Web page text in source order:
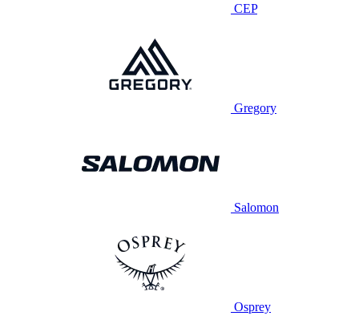
CEP
Gregory
Salomon
Osprey